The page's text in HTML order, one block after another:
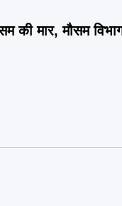
की मार, मौसम